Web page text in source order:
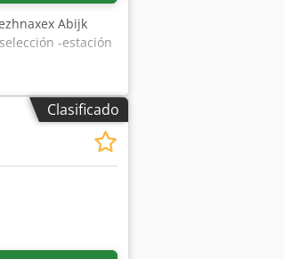
Abijk
-estación
Clasificado